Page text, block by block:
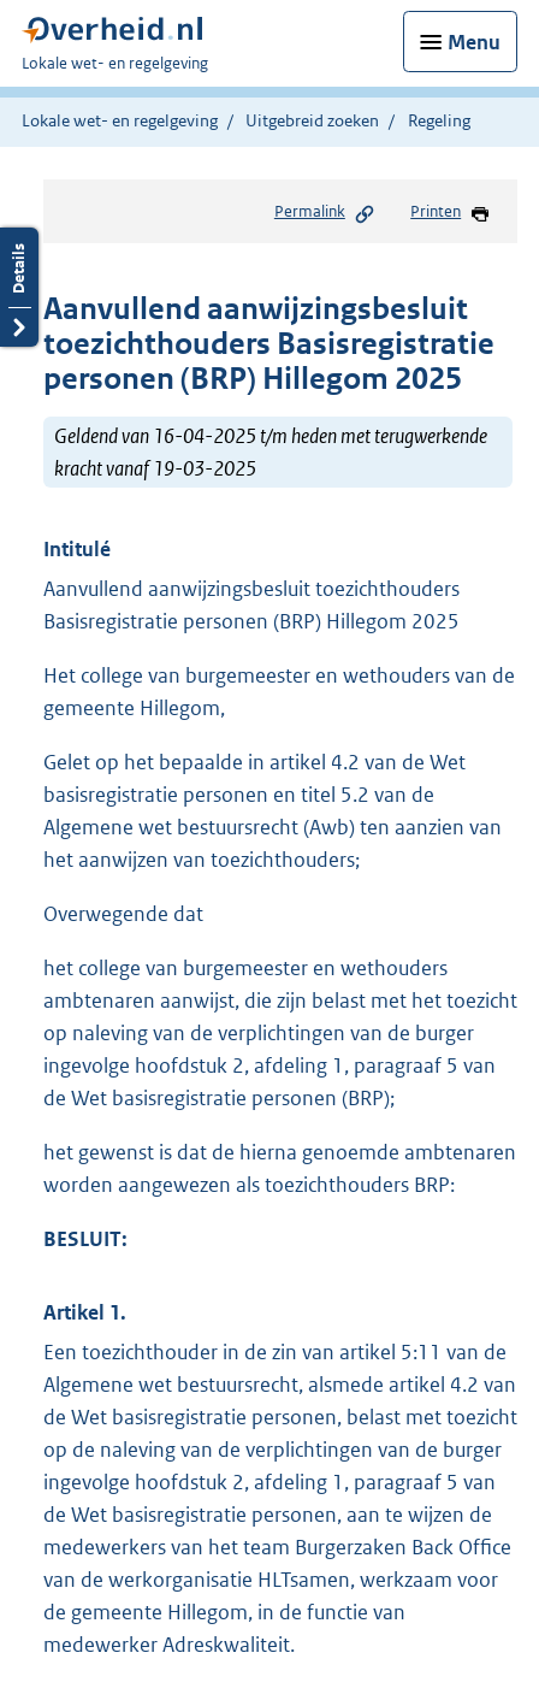
Menu
U
bent
hier:
Lokale wet- en regelgeving
Lokale wet- en regelgeving Uitgebreid zoeken Regeling
Permalink Printen
Aanvullend aanwijzingsbesluit
toezichthouders Basisregistratie
personen (BRP) Hillegom 2025
Geldend van 16-04-2025 t/m heden met terugwerkende
kracht vanaf 19-03-2025
Intitulé
Aanvullend aanwijzingsbesluit toezichthouders
Basisregistratie personen (BRP) Hillegom 2025
Het college van burgemeester en wethouders van de
gemeente Hillegom,
Gelet op het bepaalde in artikel 4.2 van de Wet
basisregistratie personen en titel 5.2 van de
Algemene wet bestuursrecht (Awb) ten aanzien van
het aanwijzen van toezichthouders;
Overwegende dat
het college van burgemeester en wethouders
ambtenaren aanwijst, die zijn belast met het toezicht
op naleving van de verplichtingen van de burger
ingevolge hoofdstuk 2, afdeling 1, paragraaf 5 van
de Wet basisregistratie personen (BRP);
het gewenst is dat de hierna genoemde ambtenaren
worden aangewezen als toezichthouders BRP:
BESLUIT:
Artikel 1.
Een toezichthouder in de zin van artikel 5:11 van de
Algemene wet bestuursrecht, alsmede artikel 4.2 van
de Wet basisregistratie personen, belast met toezicht
op de naleving van de verplichtingen van de burger
ingevolge hoofdstuk 2, afdeling 1, paragraaf 5 van
de Wet basisregistratie personen, aan te wijzen de
medewerkers van het team Burgerzaken Back Office
van de werkorganisatie HLTsamen, werkzaam voor
de gemeente Hillegom, in de functie van
medewerker Adreskwaliteit.